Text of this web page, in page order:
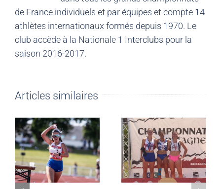
de France individuels et par équipes et compte 14
athlètes internationaux formés depuis 1970. Le
club accède à la Nationale 1 Interclubs pour la
saison 2016-2017.
Articles similaires